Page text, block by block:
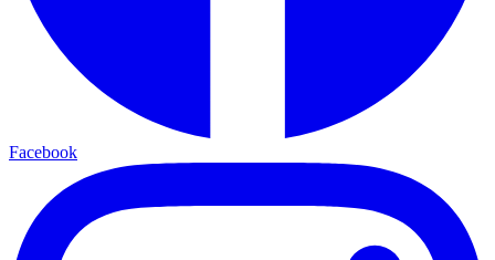
Facebook